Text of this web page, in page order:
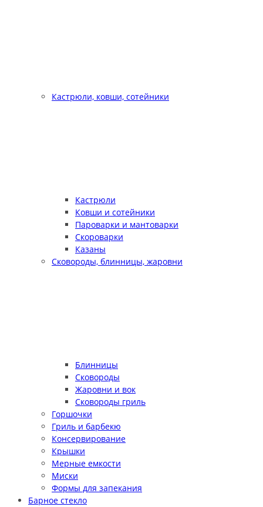
Кастрюли, ковши, сотейники
Кастрюли
Ковши и сотейники
Пароварки и мантоварки
Скороварки
Казаны
Сковороды, блинницы, жаровни
Блинницы
Сковороды
Жаровни и вок
Сковороды гриль
Горшочки
Гриль и барбекю
Консервирование
Крышки
Мерные емкости
Миски
Формы для запекания
Барное стекло